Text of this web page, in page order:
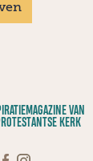
VAN
KERK